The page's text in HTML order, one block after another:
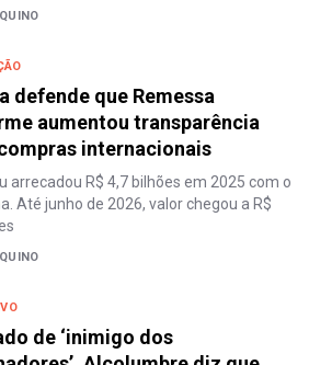
defende que Remessa
aumentou transparência
internacionais
arrecadou R$ 4,7 bilhões em 2025 com o
Até junho de 2026, valor chegou a R$
de ‘inimigo dos